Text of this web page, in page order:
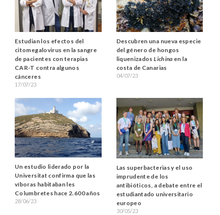
Estudian los efectos del
citomegalovirus en la sangre
de pacientes con terapias
CAR-T contra algunos
cánceres
17/07/23
Descubren una nueva especie
del género de hongos
liquenizadosLichina en la
costa de Canarias
04/07/23
Un estudio liderado por la
Universitat confirma que las
víboras habitaban les
Columbretes hace 2.600 años
28/06/23
Las superbacterias y el uso
imprudente de los
antibióticos, a debate entre el
estudiantado universitario
europeo
30/05/23